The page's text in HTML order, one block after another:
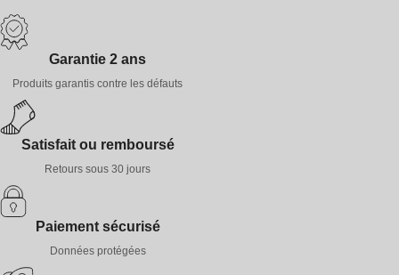
Garantie 2 ans
Produits garantis contre les défauts
Satisfait ou remboursé
Retours sous 30 jours
Paiement sécurisé
Données protégées